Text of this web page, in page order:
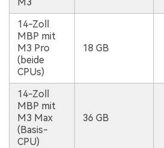
14-Zoll
MBP mit
M3 Pro
(beide
CPUs)
18 GB
14-Zoll
MBP mit
M3 Max
(Basis-
CPU)
36 GB